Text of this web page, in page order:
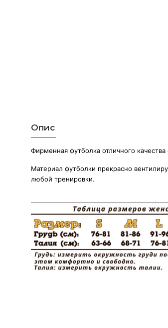
Опис
Фирменная футболка отличного
Материал футболки прекрасно
любой тренировки.